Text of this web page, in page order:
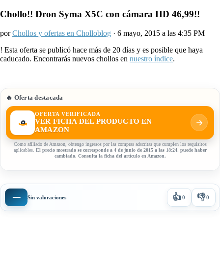
Chollo!! Dron Syma X5C con cámara HD 46,99!!
porChollos y ofertas en Cholloblog · 6 mayo, 2015 a las 4:35 PM
! Esta oferta se publicó hace más de 20 días y es posible que haya
caducado. Encontrarás nuevos chollos en nuestro índice.
🔥 Oferta destacada
OFERTA VERIFICADA
VER FICHA DEL PRODUCTO EN
AMAZON
Como afiliado de Amazon, obtengo ingresos por las compras adscritas que cumplen los requisitos
aplicables. El precio mostrado se corresponde a 4 de junio de 2015 a las 18:24, puede haber
cambiado. Consulta la ficha del artículo en Amazon.
— Sin valoraciones 👍0 👎0